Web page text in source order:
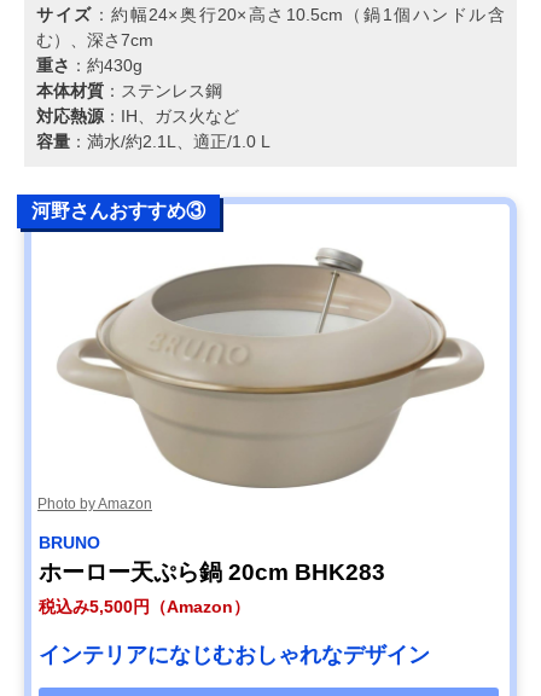
サイズ ：約幅24×奥行20×高さ10.5cm（鍋1個ハンドル含
む）、深さ7cm
重さ ：約430g
本体材質 ：ステンレス鋼
対応熱源 ：IH、ガス火など
容量 ：満水/約2.1L、適正/1.0 L
河野さんおすすめ③
Photo by Amazon
BRUNO
ホーロー天ぷら鍋 20cm BHK283
税込み5,500円（Amazon）
インテリアになじむおしゃれなデザイン